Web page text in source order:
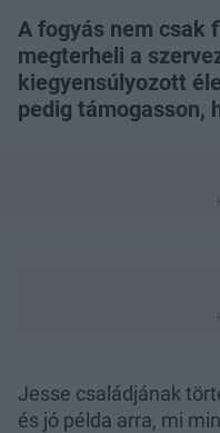
A fogyás nem csak
megterheli a
kiegyensúlyozott
pedig támogasson,
Jesse családjának
és jó példa arra, mi